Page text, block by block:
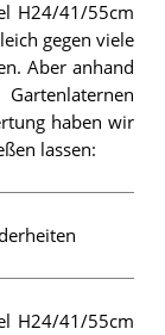
H24/41/55cm
gegen viele
Aber anhand
haben wir
lassen:
H24/41/55cm